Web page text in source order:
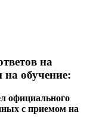
на
обучение:
официального
с приемом на